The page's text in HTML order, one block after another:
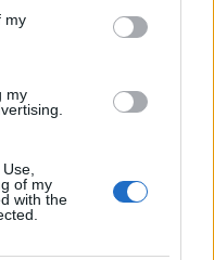
including but
You may click to
its third-party tags to
my
my
of my
with the
un nemico interno